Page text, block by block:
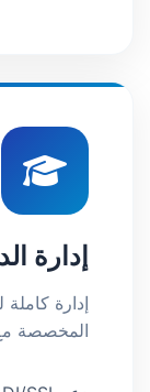
إدارة
المخصصة مع